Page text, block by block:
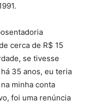
cerca de R$ 15
se tivesse
35 anos, eu teria
minha conta
foi uma renúncia